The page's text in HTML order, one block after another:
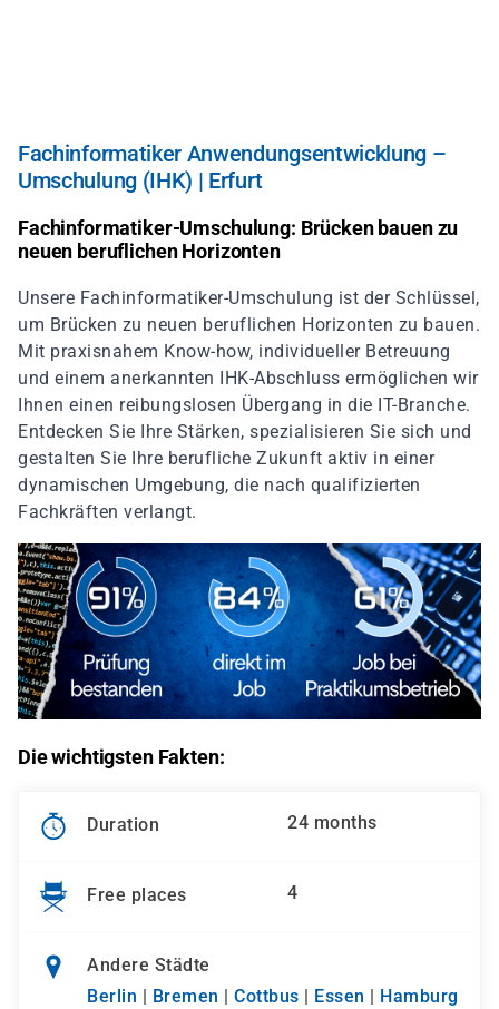
Fachinformatiker Anwendungsentwicklung –
Umschulung (IHK) | Erfurt
Fachinformatiker-Umschulung: Brücken bauen zu
neuen beruflichen Horizonten
Unsere Fachinformatiker-Umschulung ist der Schlüssel,
um Brücken zu neuen beruflichen Horizonten zu bauen.
Mit praxisnahem Know-how, individueller Betreuung
und einem anerkannten IHK-Abschluss ermöglichen wir
Ihnen einen reibungslosen Übergang in die IT-Branche.
Entdecken Sie Ihre Stärken, spezialisieren Sie sich und
gestalten Sie Ihre berufliche Zukunft aktiv in einer
dynamischen Umgebung, die nach qualifizierten
Fachkräften verlangt.
Die wichtigsten Fakten:
Duration 24 months
Free places 4
Andere Städte
Berlin
Bremen Cottbus Essen
Hamburg